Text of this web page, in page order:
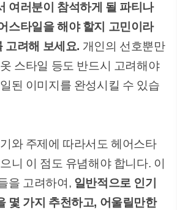
여러분이 참석하게 될 파티나
스타일을 해야 할지 고민이라
고려해 보세요. 개인의 선호뿐만
스타일 등도 반드시 고려해야
된 이미지를 완성시킬 수 있습
와 주제에 따라서도 헤어스타
니 이 점도 유념해야 합니다. 이
을 고려하여, 일반적으로 인기
몇 가지 추천하고, 어울릴만한